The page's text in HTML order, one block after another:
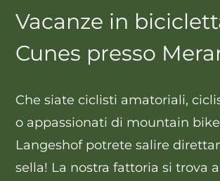
Vacanze in
Cunes presso
Che siate ciclisti amatoriali,
o appassionati di mountain
Langeshof potrete salire
sella! La nostra fattoria si trova